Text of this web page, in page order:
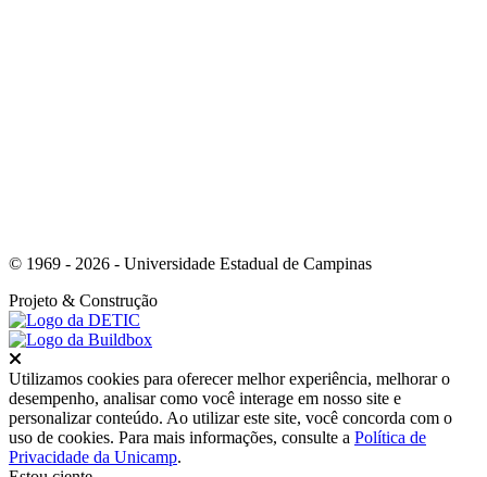
© 1969 - 2026 - Universidade Estadual de Campinas
Projeto & Construção
Utilizamos cookies para oferecer melhor experiência, melhorar o
desempenho, analisar como você interage em nosso site e
personalizar conteúdo. Ao utilizar este site, você concorda com o
uso de cookies. Para mais informações, consulte a Política de
Privacidade da Unicamp.